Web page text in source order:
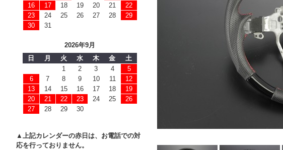
16
17 18 19 20 21
22
23
24 25 26 27 28
29
30
31
2026年9月
日
月 火 水 木 金
土
1
2 3 4
5
6
7 8 9 10 11
12
13
14 15 16 17 18
19
20
21 22 23 24 25
26
27
28 29 30
▲上記カレンダーの赤日は、お電話での対
応を行っておりません。